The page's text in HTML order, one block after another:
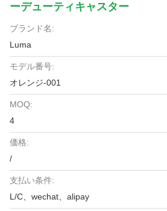
ーデューティキャスター
ブランド名:
Luma
モデル番号:
オレンジ-001
MOQ:
4
価格:
/
支払い条件:
L/C、wechat、alipay